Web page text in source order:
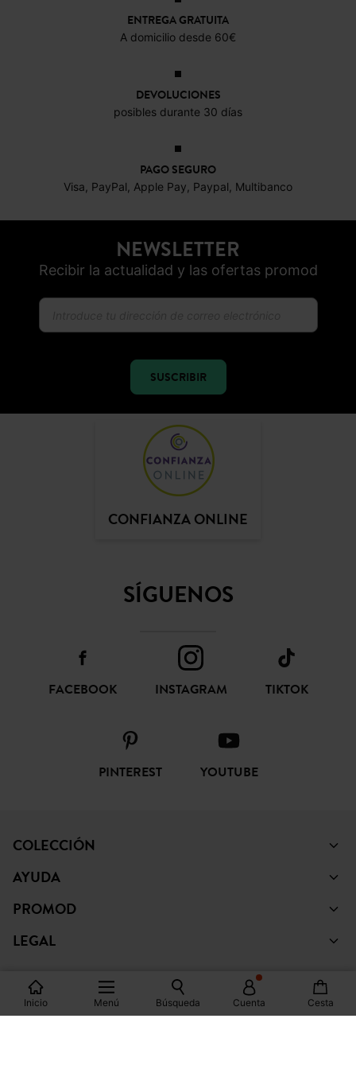
Inicio Menú Búsqueda Cuenta Cesta
ENTREGA GRATUITA
A domicilio desde 60€
DEVOLUCIONES
posibles durante 30 días
PAGO SEGURO
Visa, PayPal, Apple Pay, Paypal, Multibanco
NEWSLETTER
Recibir la actualidad y las ofertas promod
SUSCRIBIR
CONFIANZA ONLINE
SÍGUENOS
FACEBOOK INSTAGRAM TIKTOK
PINTEREST YOUTUBE
COLECCIÓN
AYUDA
PROMOD
LEGAL